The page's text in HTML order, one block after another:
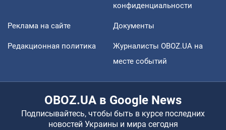
конфиденциальности
Реклама на сайте Документы
Редакционная политика
Журналисты OBOZ.UA на
месте событий
OBOZ.UA в Google News
Подписывайтесь, чтобы быть в курсе последних
новостей Украины и мира сегодня